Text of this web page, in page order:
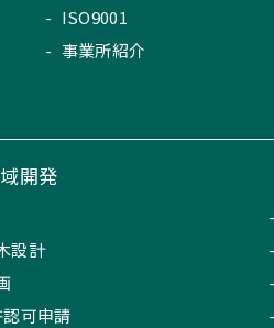
ISO9001
事業所紹介
開発
設計
認可申請